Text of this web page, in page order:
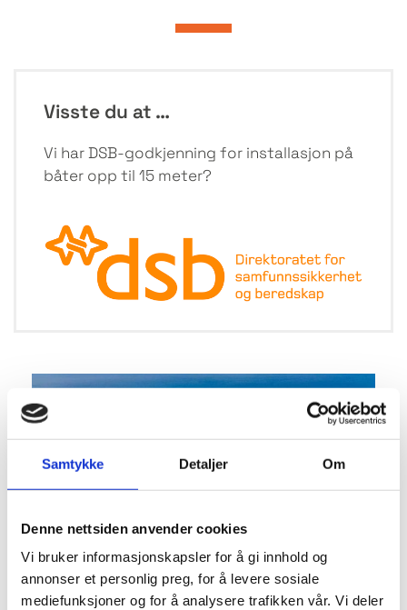
Samtykke Detaljer Om
Denne nettsiden anvender cookies
Vi bruker informasjonskapsler for å gi innhold og
annonser et personlig preg, for å levere sosiale
mediefunksjoner og for å analysere trafikken vår. Vi deler
Visste du at …
Vi har DSB-godkjenning for installasjon på
båter opp til 15 meter?
08/12/2022 Lorem Ipsum